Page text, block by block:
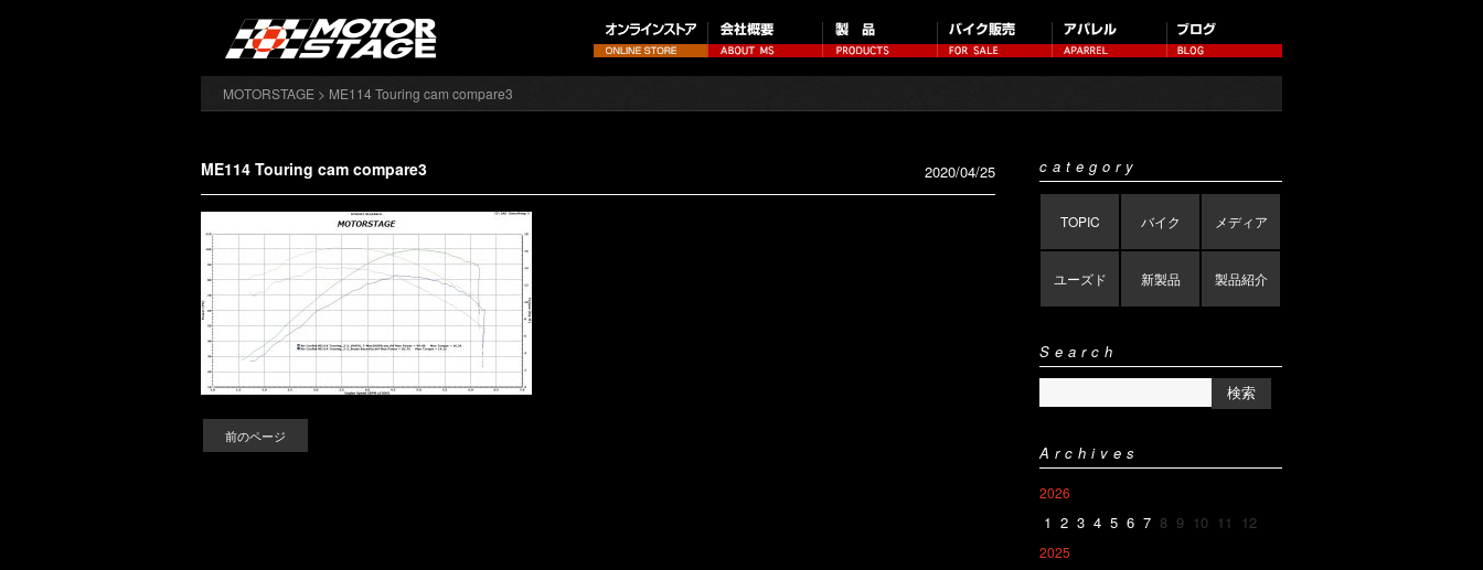
MOTORSTAGE > ME114 Touring cam compare3
ME114 Touring cam compare3 2020/04/25
前のページ
category
TOPIC バイク メディア
ユーズド 新製品 製品紹介
Search
Archives
2026
1 2 3 4 5 6 7 8 9 10 11 12
2025